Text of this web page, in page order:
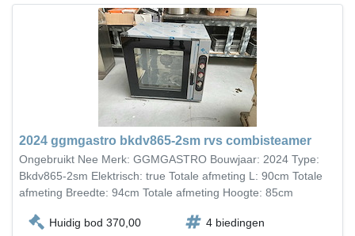
2024 ggmgastro bkdv865-2sm rvs combisteamer
Ongebruikt Nee Merk: GGMGASTRO Bouwjaar: 2024 Type:
Bkdv865-2sm Elektrisch: true Totale afmeting L: 90cm Totale
afmeting Breedte: 94cm Totale afmeting Hoogte: 85cm
Huidig bod 370,00
4 biedingen